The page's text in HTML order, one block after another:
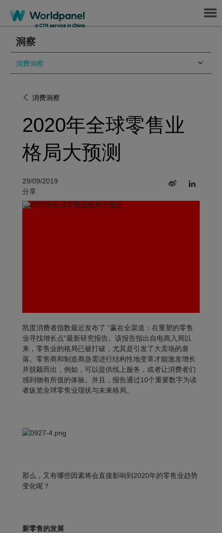
Menu
洞察
消费洞察
消费洞察
2020年全球零售业
格局大预测
29/09/2019
分享
凯度消费者指数最近发布了 “赢在全渠道：在重塑的零售
业寻找增长点”最新研究报告。该报告指出自电商入局以
来，零售业的格局已被打破，尤其是引发了大卖场的衰
落。零售商和制造商急需进行结构性地变革才能激发增长
并脱颖而出，例如，可以提供线上服务，或者让消费者们
感到物有所值的体验。并且，报告通过10个重要数字为读
者纵览全球零售业现状与未来格局。
那么，又有哪些因素将会直接影响到2020年的零售业趋势
变化呢？
新零售的发展